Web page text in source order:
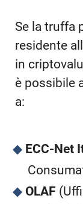
Se la truffa
residente
in
è possibile
a:
ECC-Net
OLAF